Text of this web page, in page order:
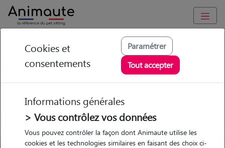
GARDE ANIMAUX à Cormontreuil : Garde chien et chat en
famille ou à domicile, visites et promenades
Trouvez une garde animaux à
Cormontreuil
Parmi nos 8 pet-sitters à
Cormontreuil
Cookies et
consentements
Paramétrer
Tout accepter
Informations générales
> Vous contrôlez vos données
Vous pouvez contrôler la façon dont Animaute utilise les
cookies et les technologies similaires en faisant des choix ci-